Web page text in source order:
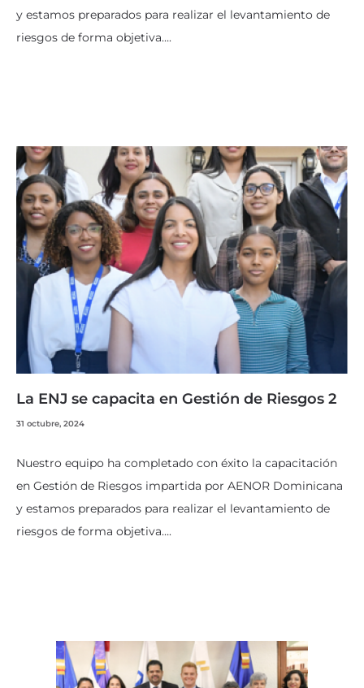
y estamos preparados para realizar el levantamiento de
riesgos de forma objetiva….
La ENJ se capacita en Gestión de Riesgos 2
31 octubre, 2024
Nuestro equipo ha completado con éxito la capacitación
en Gestión de Riesgos impartida por AENOR Dominicana
y estamos preparados para realizar el levantamiento de
riesgos de forma objetiva….